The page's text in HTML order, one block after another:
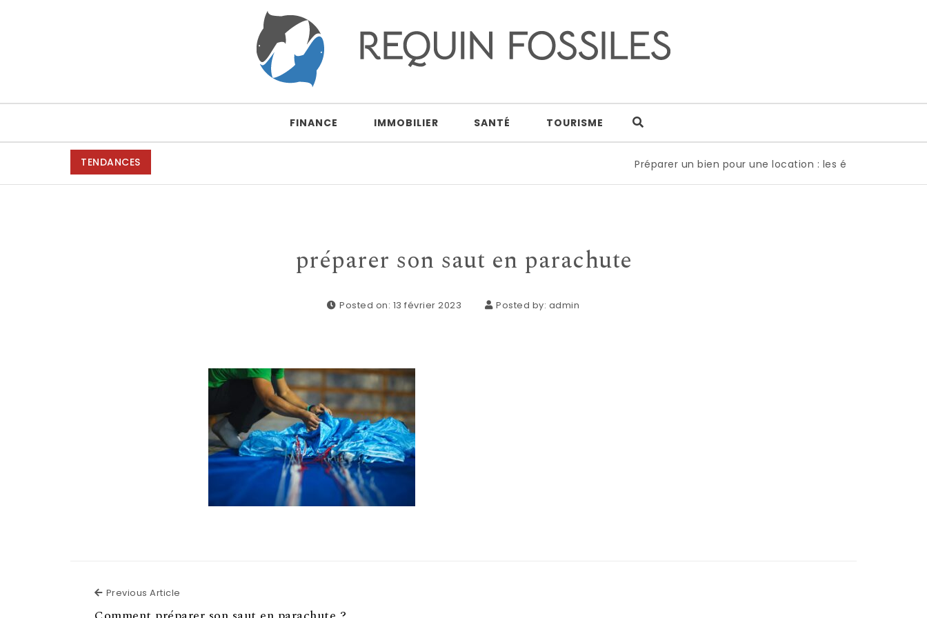
FINANCE IMMOBILIER SANTÉ TOURISME
TENDANCES Préparer un bien pour une location : les étapes clés
préparer son saut en parachute
Posted on: 13 février 2023 Posted by: admin
Previous Article